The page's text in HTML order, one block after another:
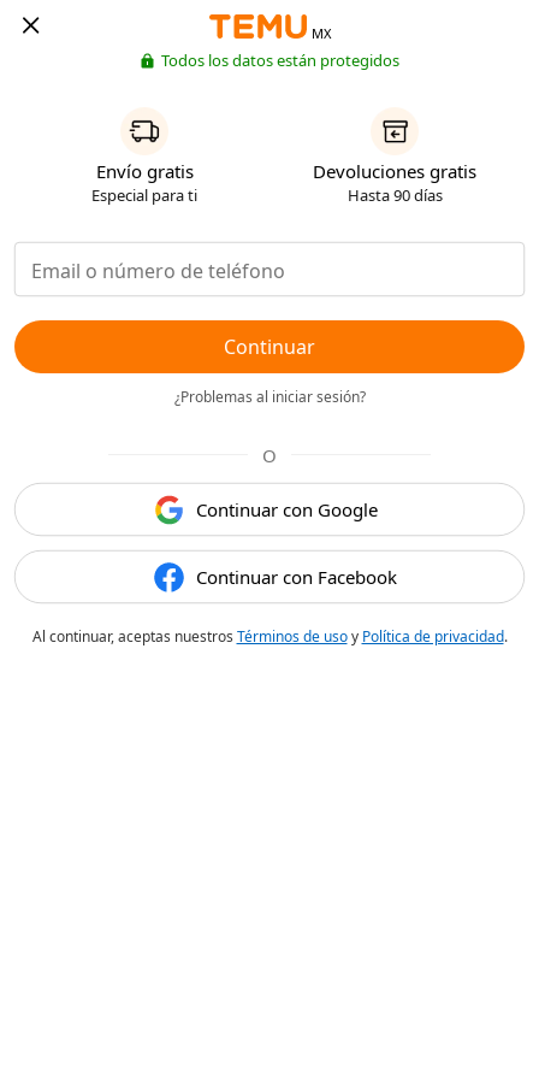
MX
Todos los datos están protegidos
Envío gratis
Especial para ti
Devoluciones gratis
Hasta 90 días
Continuar
¿Problemas al iniciar sesión?
O
Continuar con Google
Continuar con Facebook
Al continuar, aceptas nuestros Términos de usoy Política de privacidad.